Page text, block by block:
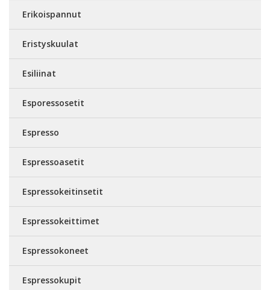
Erikoispannut
Eristyskuulat
Esiliinat
Esporessosetit
Espresso
Espressoasetit
Espressokeitinsetit
Espressokeittimet
Espressokoneet
Espressokupit